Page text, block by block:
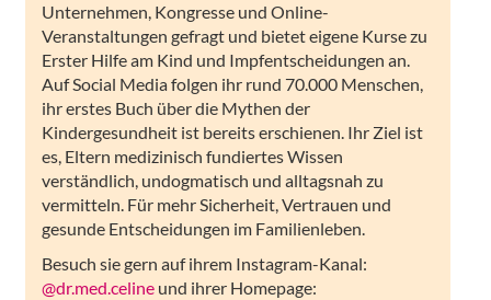
Unternehmen, Kongresse und Online-
Veranstaltungen gefragt und bietet eigene Kurse zu
Erster Hilfe am Kind und Impfentscheidungen an.
Auf Social Media folgen ihr rund 70.000 Menschen,
ihr erstes Buch über die Mythen der
Kindergesundheit ist bereits erschienen. Ihr Ziel ist
es, Eltern medizinisch fundiertes Wissen
verständlich, undogmatisch und alltagsnah zu
vermitteln. Für mehr Sicherheit, Vertrauen und
gesunde Entscheidungen im Familienleben.
Besuch sie gern auf ihrem Instagram-Kanal:
@dr.med.celineund ihrer Homepage: